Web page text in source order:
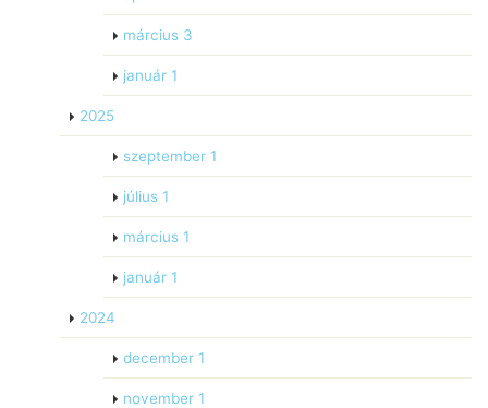
március 3
január 1
2025
szeptember 1
július 1
március 1
január 1
2024
december 1
november 1